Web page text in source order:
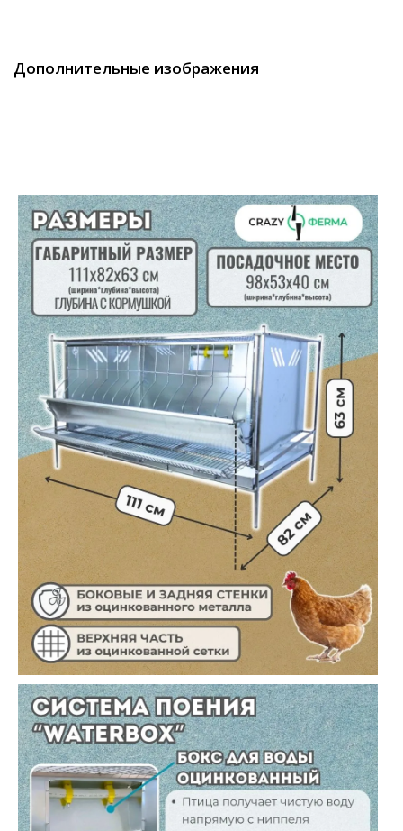
Дополнительные изображения